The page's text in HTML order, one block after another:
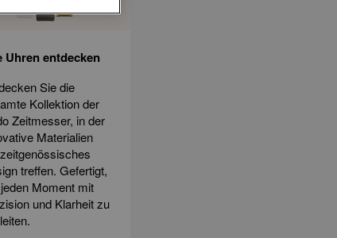
Uhren entdecken
Sie die
Kollektion der
Zeitmesser, in der
Materialien
treffen. Gefertigt,
Moment mit
und Klarheit zu